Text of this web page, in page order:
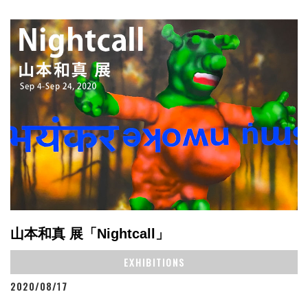
山本和真 展「Nightcall」
EXHIBITIONS
2020/08/17